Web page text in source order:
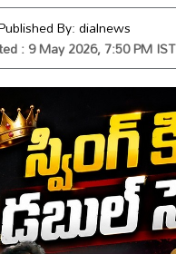
By:dialnews
: 9 May 2026, 7:50 PM IST